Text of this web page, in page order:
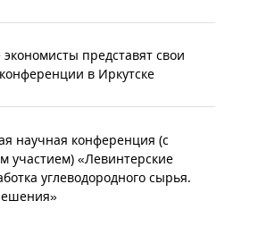
представят свои
в Иркутске
научная конференция (с
участием) «Левинтерские
углеводородного сырья.